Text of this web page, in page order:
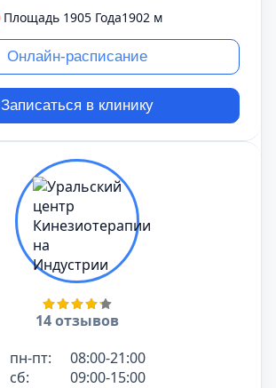
Площадь 1905 Года1902 м
Онлайн-расписание
Записаться в клинику
14 отзывов
пн-пт:
08:00-21:00
сб:
09:00-15:00